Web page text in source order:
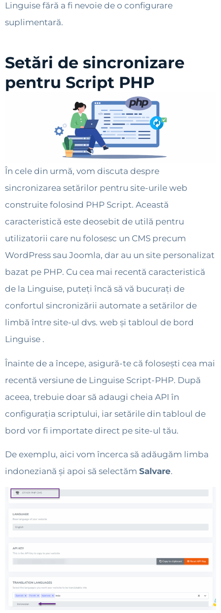
Linguise fără a fi nevoie de o configurare
suplimentară.
Setări de sincronizare
pentru Script PHP
În cele din urmă, vom discuta despre
sincronizarea setărilor pentru site-urile web
construite folosind PHP Script. Această
caracteristică este deosebit de utilă pentru
utilizatorii care nu folosesc un CMS precum
WordPress sau Joomla, dar au un site personalizat
bazat pe PHP. Cu cea mai recentă caracteristică
de la Linguise, puteți încă să vă bucurați de
confortul sincronizării automate a setărilor de
limbă între site-ul dvs. web și tabloul de bord
Linguise .
Înainte de a începe, asigură-te că folosești cea mai
recentă versiune de Linguise Script-PHP. După
aceea, trebuie doar să adaugi cheia API în
configurația scriptului, iar setările din tabloul de
bord vor fi importate direct pe site-ul tău.
De exemplu, aici vom încerca să adăugăm limba
indoneziană și apoi să selectăm Salvare.